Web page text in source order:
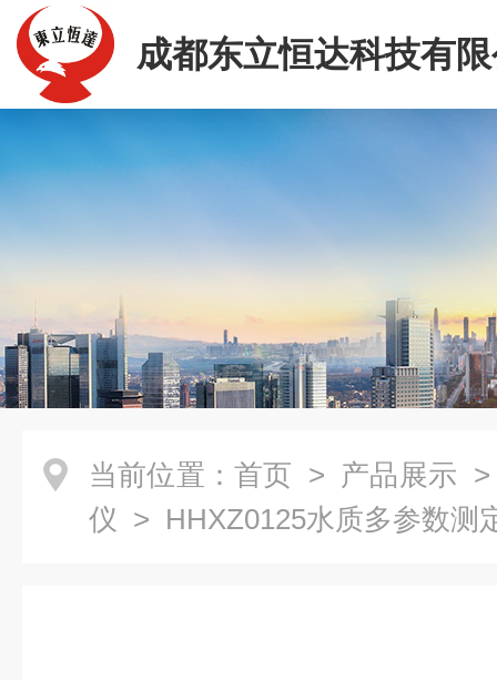
成都东立恒达科技有
当前位置： 首页 > 产品展示
仪 > HHXZ0125水质多参数测